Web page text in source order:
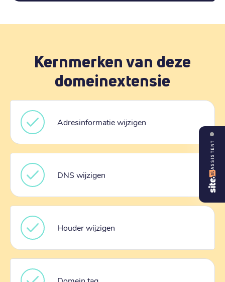
Kernmerken van deze
domeinextensie
Adresinformatie wijzigen
DNS wijzigen
Houder wijzigen
ASSISTENT